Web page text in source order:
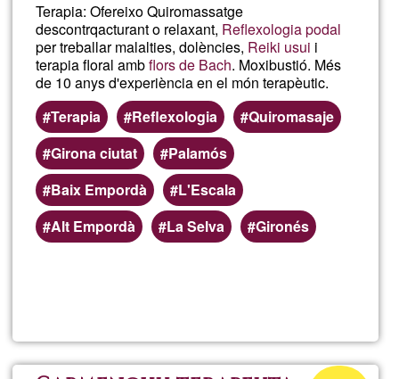
Terapia: Ofereixo Quiromassatge
descontrqacturant o relaxant, Reflexologia podal
per treballar malalties, dolències, Reiki usui i
terapia floral ambflors de Bach. Moxibustió. Més
de 10 anys d'experiència en el món terapèutic.
Terapia
Reflexologia
Quiromasaje
Girona ciutat
Palamós
Baix Empordà
L'Escala
Alt Empordà
La Selva Gironés